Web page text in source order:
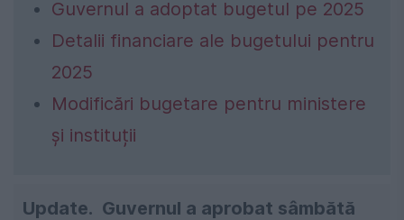
Guvernul a adoptat bugetul pe 2025
Detalii financiare ale bugetului pentru
2025
Modificări bugetare pentru ministere
și instituții
Update. Guvernul a aprobat sâmbătă